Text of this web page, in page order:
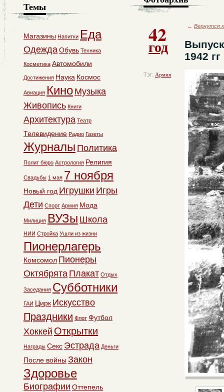
42
год
Тэг: Армия
← Вернутся
1942 гг
Темы
Магазины Напитки Еда
ОдеждаОбувь Техника
Косметика Автомобили
Достижения Наука Космос
Авиация Кино Музыка
Живопись Книги
Архитектура Театр
Телевидение Радио Газеты
Журналы Политика
Полит бюро Астрология Религия
Свадьбы 1 мая 7 ноября
Новый год Игрушки Игры
Дети Спорт Армия Мода
Милиция ВУЗы Школа
НИИ Стройка Ушли из жизни
Пионерлагерь
Комсомол Пионеры
Октябрята Плакат Отдых
Заседания Субботники
ГАИ Цирк Искусство
Праздники Флот Футбол
Хоккей Открытки
Награды Секс Эстрада Деньги
После войны Закон
Здоровье
Биографии Оттепель